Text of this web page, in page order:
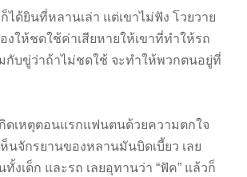
ได้ยินที่หลานเล่า แต่เขาไม่ฟัง โวยวาย
องให้ชดใช้ค่าเสียหายให้เขาที่ทำให้รถ
กับขู่ว่าถ้าไม่ชดใช้ จะทำให้พวกตนอยู่ที่
ตุตอนแรกแฟนตนด้วยความตกใจ
ห็นจักรยานของหลานมันบิดเบี้ยว เลย
งเด็ก และรถ เลยอุทานว่า “ฟัค” แล้วก็